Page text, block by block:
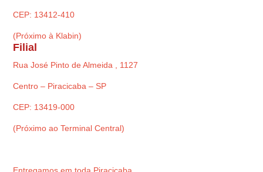
CEP: 13412-410
(Próximo à Klabin)
Filial
Rua José Pinto de Almeida , 1127
Centro – Piracicaba – SP
CEP: 13419-000
(Próximo ao Terminal Central)